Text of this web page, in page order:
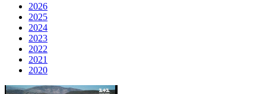
2026
2025
2024
2023
2022
2021
2020